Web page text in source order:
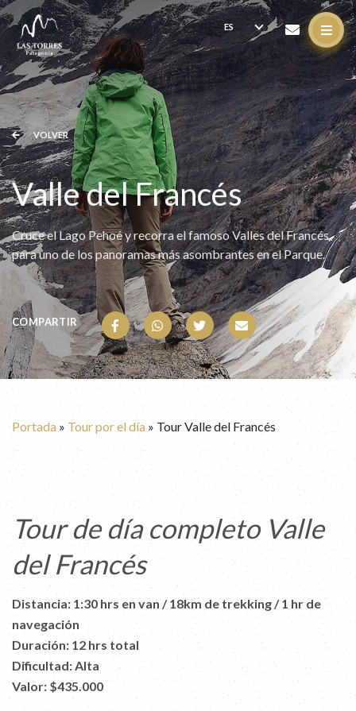
VOLVER
Valle del Francés
Cruce el Lago Pehoé y recorra el famoso Valles del Francés
para uno de los panoramas más asombrantes en el Parque.
COMPARTIR
Portada » Tour por el día » Tour Valle del Francés
Tour de día completo Valle
del Francés
Distancia: 1:30 hrs en van / 18km de trekking / 1 hr de
navegación
Duración: 12 hrs total
Dificultad: Alta
Valor: $435.000